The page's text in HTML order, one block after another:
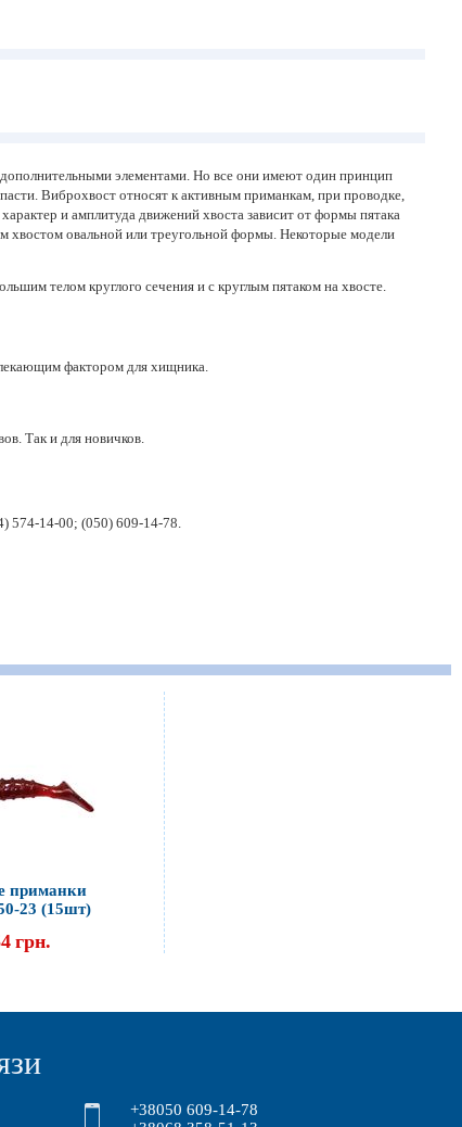
элементами. Но все они имеют один принцип
Виброхвост относят к активным приманкам, при проводке,
и амплитуда движений хвоста зависит от формы пятака
хвостом овальной или треугольной формы. Некоторые модели
телом круглого сечения и с круглым пятаком на хвосте.
фактором для хищника.
Так и для новичков.
574-14-00; (050) 609-14-78.
приманки
23 (15шт)
грн.
+38050 609-14-78